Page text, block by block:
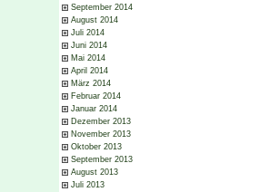
September 2014
August 2014
Juli 2014
Juni 2014
Mai 2014
April 2014
März 2014
Februar 2014
Januar 2014
Dezember 2013
November 2013
Oktober 2013
September 2013
August 2013
Juli 2013